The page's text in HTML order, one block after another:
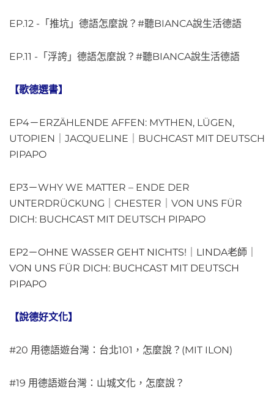
EP.12 -「推坑」德語怎麼說？#聽BIANCA說生活德語
EP.11 -「浮誇」德語怎麼說？#聽BIANCA說生活德語
【歌德選書】
EP4－ERZÄHLENDE AFFEN: MYTHEN, LÜGEN,
UTOPIEN｜JACQUELINE｜BUCHCAST MIT DEUTSCH
PIPAPO
EP3－WHY WE MATTER – ENDE DER
UNTERDRÜCKUNG｜CHESTER｜VON UNS FÜR
DICH: BUCHCAST MIT DEUTSCH PIPAPO
EP2－OHNE WASSER GEHT NICHTS!｜LINDA老師｜
VON UNS FÜR DICH: BUCHCAST MIT DEUTSCH
PIPAPO
【說德好文化】
#20 用德語遊台灣：台北101，怎麼說？(MIT ILON)
#19 用德語遊台灣：山城文化，怎麼說？